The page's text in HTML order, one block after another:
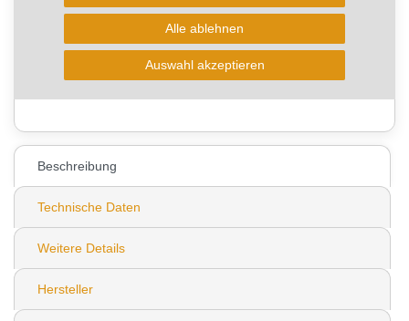
In den Warenkorb
Wunschliste
Beschreibung
Technische Daten
Weitere Details
Hersteller
Alle ablehnen
Auswahl akzeptieren